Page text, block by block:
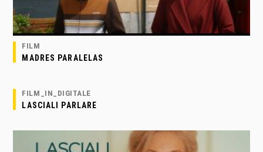
FILM
MADRES PARALELAS
FILM_IN_DIGITALE
LASCIALI PARLARE